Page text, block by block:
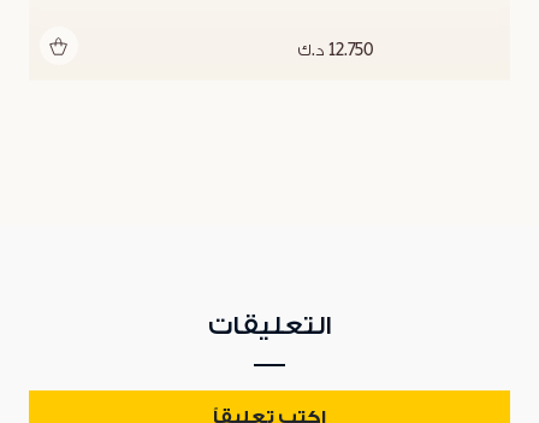
12.750 د.ك
التعليقات
اكتب تعليقاً